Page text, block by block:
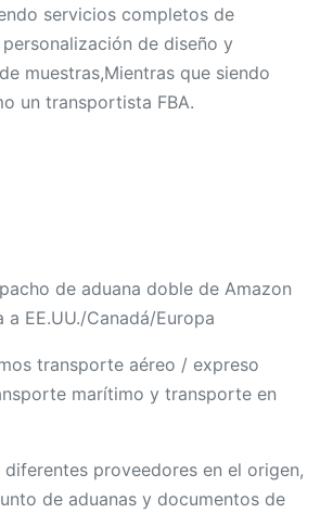
servicios completos de
de diseño y
muestras,Mientras que siendo
un transportista FBA.
de aduana doble de Amazon
a EE.UU./Canadá/Europa
transporte aéreo / expreso
marítimo y transporte en
diferentes proveedores en el origen,
de aduanas y documentos de